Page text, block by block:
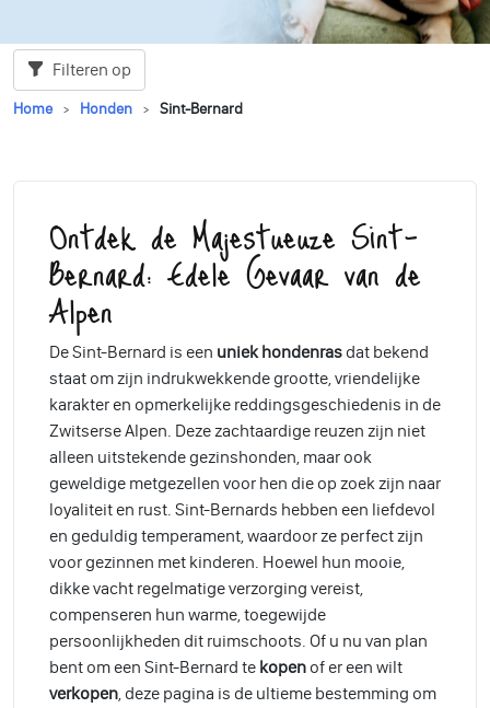
Filteren op
Home Honden Sint-Bernard
Ontdek de Majestueuze Sint-
Bernard: Edele Gevaar van de
Alpen
De Sint-Bernard is een uniek hondenras dat bekend
staat om zijn indrukwekkende grootte, vriendelijke
karakter en opmerkelijke reddingsgeschiedenis in de
Zwitserse Alpen. Deze zachtaardige reuzen zijn niet
alleen uitstekende gezinshonden, maar ook
geweldige metgezellen voor hen die op zoek zijn naar
loyaliteit en rust. Sint-Bernards hebben een liefdevol
en geduldig temperament, waardoor ze perfect zijn
voor gezinnen met kinderen. Hoewel hun mooie,
dikke vacht regelmatige verzorging vereist,
compenseren hun warme, toegewijde
persoonlijkheden dit ruimschoots. Of u nu van plan
bent om een Sint-Bernard te kopen of er een wilt
verkopen, deze pagina is de ultieme bestemming om